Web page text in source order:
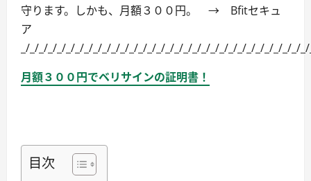
守ります。しかも、月額３００円。 → Bfitセキュ
ア
_/_/_/_/_/_/_/_/_/_/_/_/_/_/_/_/_/_/_/_/_/_/_/_/_/_/_/_/_/_/_/
月額３００円でベリサインの証明書！
目次